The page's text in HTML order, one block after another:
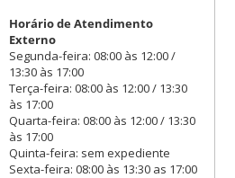
Horário de Atendimento
Externo
Segunda-feira: 08:00 às 12:00 /
13:30 às 17:00
Terça-feira: 08:00 às 12:00 / 13:30
às 17:00
Quarta-feira: 08:00 às 12:00 / 13:30
às 17:00
Quinta-feira: sem expediente
Sexta-feira: 08:00 às 13:30 as 17:00